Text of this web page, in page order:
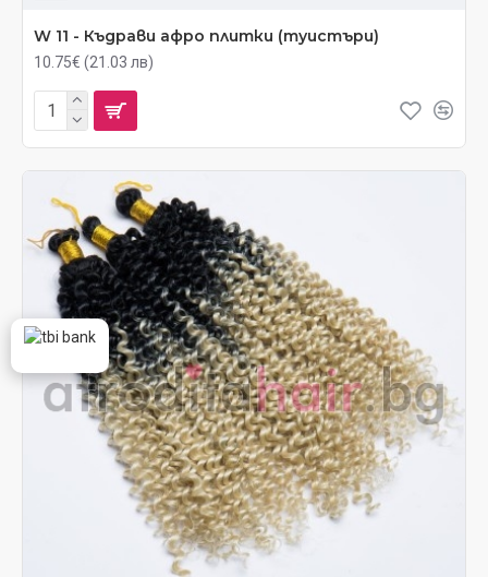
W 11 - Къдрави афро плитки (туистъри)
10.75€ (21.03 лв)